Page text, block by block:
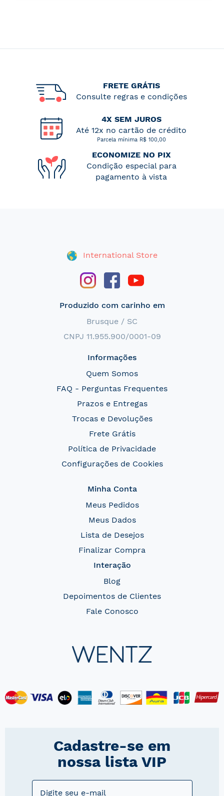
FRETE GRÁTIS
Consulte regras e condições
4X SEM JUROS
Até 12x no cartão de crédito
Parcela mínima R$ 100,00
ECONOMIZE NO PIX
Condição especial para
pagamento à vista
International Store
Produzido com carinho em
Brusque / SC
CNPJ 11.955.900/0001-09
Informações
Quem Somos
FAQ - Perguntas Frequentes
Prazos e Entregas
Trocas e Devoluções
Frete Grátis
Política de Privacidade
Configurações de Cookies
Minha Conta
Meus Pedidos
Meus Dados
Lista de Desejos
Finalizar Compra
Interação
Blog
Depoimentos de Clientes
Fale Conosco
Cadastre-se em
nossa lista VIP